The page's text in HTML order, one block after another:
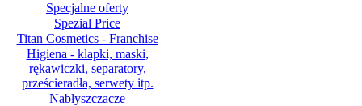
Specjalne oferty
Spezial Price
Titan Cosmetics - Franchise
Higiena - klapki, maski,
rękawiczki, separatory,
prześcieradła, serwety itp.
Nabłyszczacze